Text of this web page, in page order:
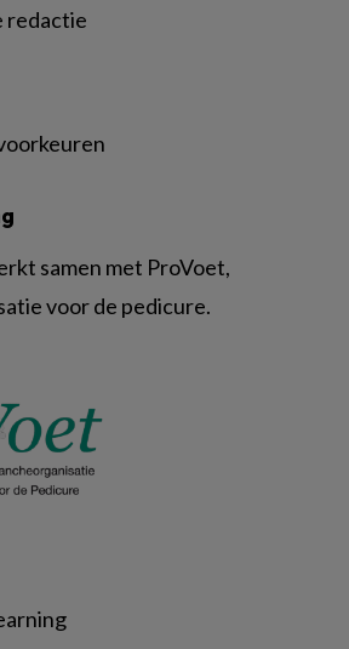
redactie
samen met ProVoet,
voor de pedicure.